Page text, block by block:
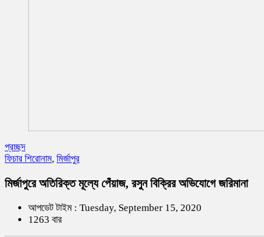
প্রচ্ছদ
ফিচার শিরোনাম, মির্জাপুর
মির্জাপুরে অতিরিক্ত মূল্যে পেঁয়াজ, রসুন বিক্রির অভিযোগে জরিমানা
আপডেট টাইম : Tuesday, September 15, 2020
1263 বার